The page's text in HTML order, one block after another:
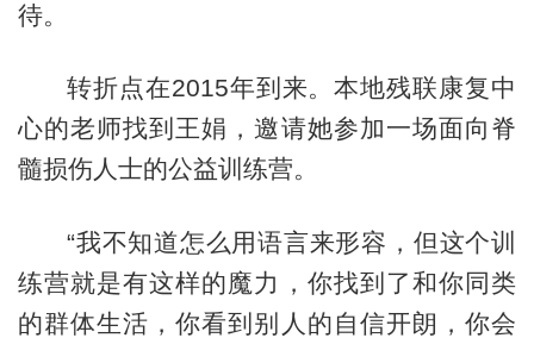
待。
转折点在2015年到来。本地残联康复中
心的老师找到王娟，邀请她参加一场面向脊
髓损伤人士的公益训练营。
“我不知道怎么用语言来形容，但这个训
练营就是有这样的魔力，你找到了和你同类
的群体生活，你看到别人的自信开朗，你会